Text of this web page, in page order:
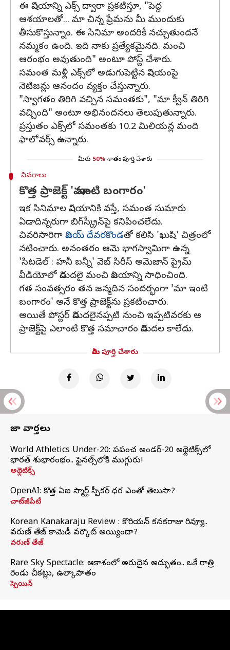
ఈ విషయాన్ని ఎక్స్‌ ద్వారా ప్రకటిస్తూ, "పెద్ద
ఆశయాలతో... మా చిన్న ప్రేమను మీ ముందుకు
తీసుకొస్తున్నాం. ఈ సినిమా అందరికీ నచ్చుతుందనే
నమ్మకం ఉంది. ఇది నాకు ప్రత్యేకమైనది. మంచి
ఆరంభం అవుతుంది" అంటూ పోస్ట్‌ చేశారు.
సమంత మళ్లీ ఎక్స్‌లో అడుగుపెట్టిన విషయంపై
నెటిజన్లు ఆనందం వ్యక్తం చేస్తున్నారు.
"స్వాగతం తిరిగి వచ్చిన సమంతకు", "మా క్వీన్‌ తిరిగి
వచ్చింది" అంటూ అభినందనలు తెలుపుతున్నారు.
ప్రస్తుతం ఎక్స్‌లో సమంతకు 10.2 మిలియన్ల మంది
ఫాలోవర్స్‌ ఉన్నారు.
మీరు 50% శాతం పూర్తి చేశారు
వివరాలు
కొత్త ప్రాజెక్ట్‌ 'మా ఇంటి బంగారం'
ఇక సినిమాల విషయానికి వస్తే, సమంత సుమారు
ఏడాదిన్నరుగా బిగ్‌స్క్రీన్‌పై కనిపించలేదు.
చివరిసారిగా విజయ్ దేవరకొండతో కలిసి 'ఖుషి' చిత్రంలో
నటించారు. అనంతరం ఆమె భాగస్వామిగా ఉన్న
'సిటడెల్‌ : హనీ బన్నీ' వెబ్‌ సిరీస్‌ అమెజాన్‌ ప్రైమ్‌
వీడియోలో విడుదలై మంచి విజయాన్ని సాధించింది.
గత సంవత్సరం తన జన్మదిన సందర్భంగా 'మా ఇంటి
బంగారం' అనే కొత్త ప్రాజెక్ట్‌ను ప్రకటించారు.
అయితే పోస్టర్‌ విడుదలైనప్పటి నుంచి ఇప్పటివరకు ఆ
ప్రాజెక్ట్‌పై ఎలాంటి కొత్త సమాచారం విడుదల కాలేదు.
మీరు పూర్తి చేశారు
తాజా వార్తలు
World Athletics Under-20: ప్రపంచ అండర్-20 అథ్లెటిక్స్‌లో
భారత్‌ శుభారంభం.. ఫైనల్స్‌లోకి ముగ్గురు!
అథ్లెటిక్స్
OpenAI: కొత్త ఏఐ స్మార్ట్ స్పీకర్ ధర ఎంతో తెలుసా?
చాట్‌జీపీటీ
Korean Kanakaraju Review : కొరియన్ కనకరాజు రివ్యూ..
వరుణ్ తేజ్ కామెడీ వర్కౌట్ అయ్యిందా?
వరుణ్ తేజ్
Rare Sky Spectacle: ఆకాశంలో అరుదైన అద్భుతం.. ఒకే రాత్రి
రెండు చీకట్లు, ఉల్కాపాతం
స్పెయిన్